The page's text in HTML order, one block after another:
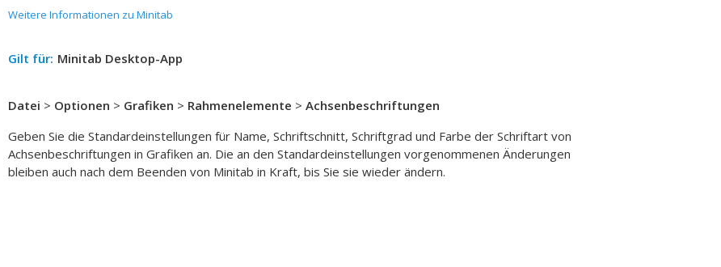
Weitere Informationen zu Minitab
Gilt für: Minitab Desktop-App
Datei > Optionen > Grafiken > Rahmenelemente > Achsenbeschriftungen
Geben Sie die Standardeinstellungen für Name, Schriftschnitt, Schriftgrad und Farbe der Schriftart von
Achsenbeschriftungen in Grafiken an. Die an den Standardeinstellungen vorgenommenen Änderungen
bleiben auch nach dem Beenden von Minitab in Kraft, bis Sie sie wieder ändern.